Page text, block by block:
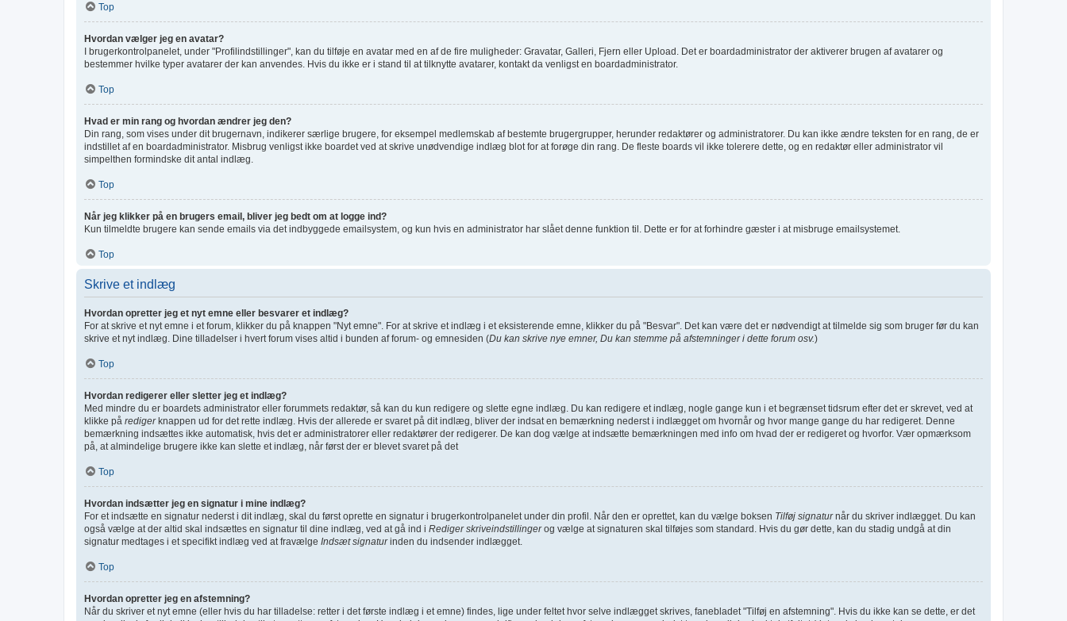
Top
Hvordan vælger jeg en avatar?
I brugerkontrolpanelet, under "Profilindstillinger", kan du tilføje en avatar med en af de fire muligheder: Gravatar, Galleri, Fjern eller Upload. Det er boardadministrator der aktiverer brugen af avatarer og
bestemmer hvilke typer avatarer der kan anvendes. Hvis du ikke er i stand til at tilknytte avatarer, kontakt da venligst en boardadministrator.
Top
Hvad er min rang og hvordan ændrer jeg den?
Din rang, som vises under dit brugernavn, indikerer særlige brugere, for eksempel medlemskab af bestemte brugergrupper, herunder redaktører og administratorer. Du kan ikke ændre teksten for en rang, de er
indstillet af en boardadministrator. Misbrug venligst ikke boardet ved at skrive unødvendige indlæg blot for at forøge din rang. De fleste boards vil ikke tolerere dette, og en redaktør eller administrator vil
simpelthen formindske dit antal indlæg.
Top
Når jeg klikker på en brugers email, bliver jeg bedt om at logge ind?
Kun tilmeldte brugere kan sende emails via det indbyggede emailsystem, og kun hvis en administrator har slået denne funktion til. Dette er for at forhindre gæster i at misbruge emailsystemet.
Top
Skrive et indlæg
Hvordan opretter jeg et nyt emne eller besvarer et indlæg?
For at skrive et nyt emne i et forum, klikker du på knappen "Nyt emne". For at skrive et indlæg i et eksisterende emne, klikker du på "Besvar". Det kan være det er nødvendigt at tilmelde sig som bruger før du kan
skrive et nyt indlæg. Dine tilladelser i hvert forum vises altid i bunden af forum- og emnesiden (Du kan skrive nye emner, Du kan stemme på afstemninger i dette forum osv.)
Top
Hvordan redigerer eller sletter jeg et indlæg?
Med mindre du er boardets administrator eller forummets redaktør, så kan du kun redigere og slette egne indlæg. Du kan redigere et indlæg, nogle gange kun i et begrænset tidsrum efter det er skrevet, ved at
klikke på redigerknappen ud for det rette indlæg. Hvis der allerede er svaret på dit indlæg, bliver der indsat en bemærkning nederst i indlægget om hvornår og hvor mange gange du har redigeret. Denne
bemærkning indsættes ikke automatisk, hvis det er administratorer eller redaktører der redigerer. De kan dog vælge at indsætte bemærkningen med info om hvad der er redigeret og hvorfor. Vær opmærksom
på, at almindelige brugere ikke kan slette et indlæg, når først der er blevet svaret på det
Top
Hvordan indsætter jeg en signatur i mine indlæg?
For et indsætte en signatur nederst i dit indlæg, skal du først oprette en signatur i brugerkontrolpanelet under din profil. Når den er oprettet, kan du vælge boksen Tilføj signaturnår du skriver indlægget. Du kan
også vælge at der altid skal indsættes en signatur til dine indlæg, ved at gå ind i Rediger skriveindstillingerog vælge at signaturen skal tilføjes som standard. Hvis du gør dette, kan du stadig undgå at din
signatur medtages i et specifikt indlæg ved at fravælge Indsæt signaturinden du indsender indlægget.
Top
Hvordan opretter jeg en afstemning?
Når du skriver et nyt emne (eller hvis du har tilladelse: retter i det første indlæg i et emne) findes, lige under feltet hvor selve indlægget skrives, fanebladet "Tilføj en afstemning". Hvis du ikke kan se dette, er det